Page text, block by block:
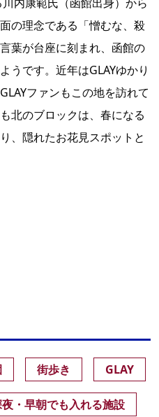
の理念である「憎むな、殺
葉が台座に刻まれ、函館の
うです。近年はGLAYゆかり
ファンもこの地を訪れて
北のブロックは、春になる
、隠れたお花見スポットと
街歩き GLAY
・早朝でも入れる施設